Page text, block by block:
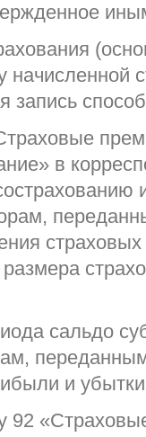
запись
в
страховых
сальдо
и
92